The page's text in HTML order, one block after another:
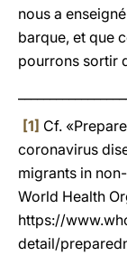
nous a
barque, et que
pourrons sortir
[1] Cf.
coronavirus
migrants in
World Health
https://
detail/